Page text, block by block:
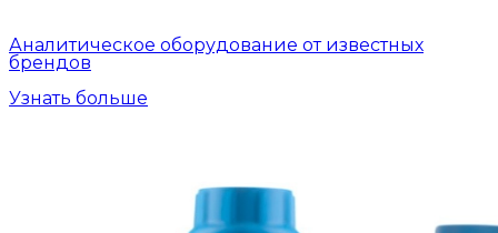
Аналитическое оборудование от известных
брендов
Узнать больше